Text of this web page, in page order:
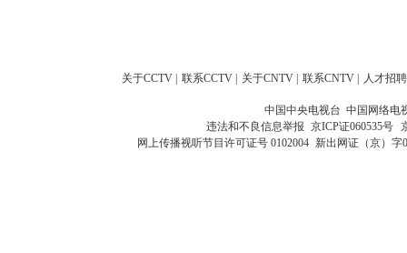
关于CCTV 联系CCTV 关于CNTV 联系CNTV 人才招聘
中国中央电视台 中国网络电
违法和不良信息举报 京ICP证060535号
网上传播视听节目许可证号 0102004 新出网证（京）